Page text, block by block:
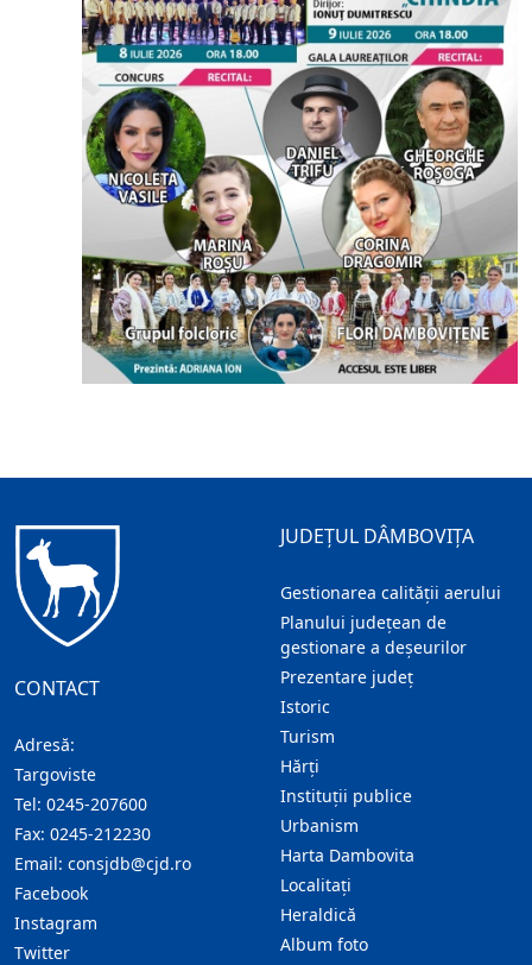
CONTACT
Adresă:
Targoviste
Tel: 0245-207600
Fax: 0245-212230
Email: consjdb@cjd.ro
Facebook
Instagram
Twitter
JUDEȚUL DÂMBOVIȚA
Gestionarea calității aerului
Planului județean de
gestionare a deșeurilor
Prezentare judeţ
Istoric
Turism
Hărţi
Instituţii publice
Urbanism
Harta Dambovita
Localitaţi
Heraldică
Album foto